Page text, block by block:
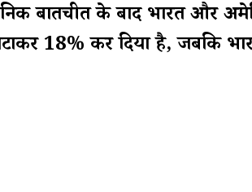
बातचीत के बाद भारत और
18% कर दिया है,